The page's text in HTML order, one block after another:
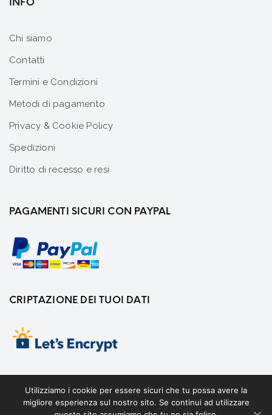
Chi siamo
Contatti
Termini e Condizioni
Metodi di pagamento
Privacy & Cookie Policy
Spedizioni
Diritto di recesso e resi
PAGAMENTI SICURI CON PAYPAL
CRIPTAZIONE DEI TUOI DATI
Utilizziamo i cookie per essere sicuri che tu possa avere la
migliore esperienza sul nostro sito. Se continui ad utilizzare